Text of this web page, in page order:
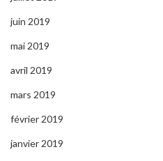
juin 2019
mai 2019
avril 2019
mars 2019
février 2019
janvier 2019